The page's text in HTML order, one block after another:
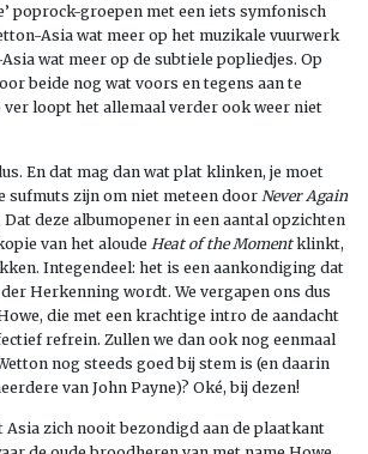
poprock-groepen met een iets symfonisch
Asia wat meer op het muzikale vuurwerk
wat meer op de subtiele popliedjes. Op
beide nog wat voors en tegens aan te
ver loopt het allemaal verder ook weer niet
En dat mag dan wat plat klinken, je moet
sufmuts zijn om niet meteen door Never Again
deze albumopener in een aantal opzichten
van het aloude Heat of the Momentklinkt,
Integendeel: het is een aankondiging dat
Herkenning wordt. We vergapen ons dus
die met een krachtige intro de aandacht
refrein. Zullen we dan ook nog eenmaal
nog steeds goed bij stem is (en daarin
van John Payne)? Oké, bij dezen!
Asia zich nooit bezondigd aan de plaatkant